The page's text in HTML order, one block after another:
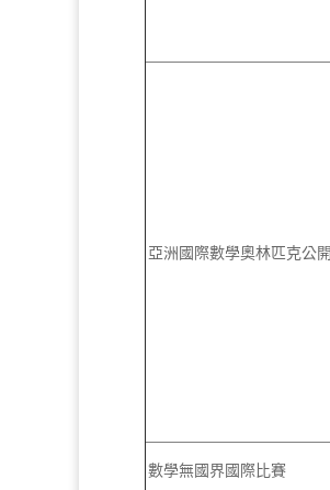
亞洲國際數學奧林匹克公
數學無國界國際比賽